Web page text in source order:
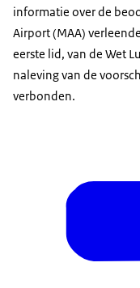
informatie over de
Airport (MAA)
eerste lid, van de Wet
naleving van de
verbonden.